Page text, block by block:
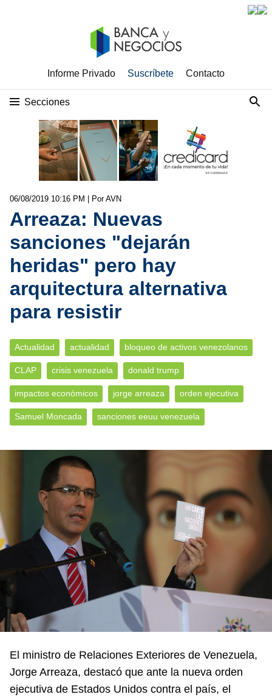
Informe Privado Suscríbete Contacto
Secciones
06/08/2019 10:16 PM | Por AVN
Arreaza: Nuevas
sanciones "dejarán
heridas" pero hay
arquitectura alternativa
para resistir
Actualidad actualidad bloqueo de activos venezolanos
CLAP crisis venezuela donald trump
impactos económicos jorge arreaza orden ejecutiva
Samuel Moncada sanciones eeuu venezuela
El ministro de Relaciones Exteriores de Venezuela,
Jorge Arreaza, destacó que ante la nueva orden
ejecutiva de Estados Unidos contra el país, el